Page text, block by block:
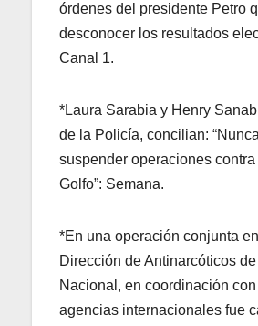
órdenes del presidente Petro
desconocer los resultados
Canal 1.
*Laura Sarabia y Henry
de la Policía, concilian:
suspender operaciones contra
Golfo”: Semana.
*En una operación conjunta
Dirección de Antinarcóticos
Nacional, en coordinación
agencias internacionales fue